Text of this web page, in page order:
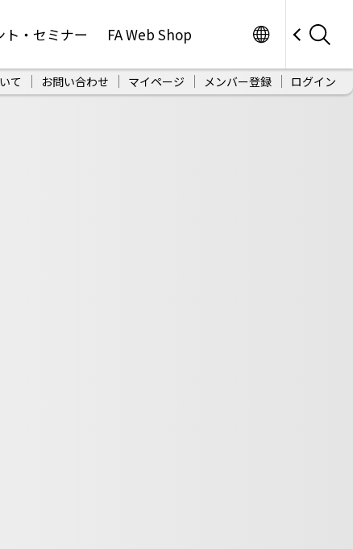
ト・セミナー FA Web Shop
て お問い合わせ マイページ メンバー登録 ログイン